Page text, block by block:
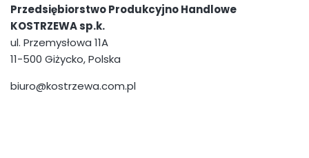
Przedsiębiorstwo Produkcyjno Handlowe
KOSTRZEWA sp.k.
ul. Przemysłowa 11A
11-500 Giżycko, Polska
biuro@kostrzewa.com.pl